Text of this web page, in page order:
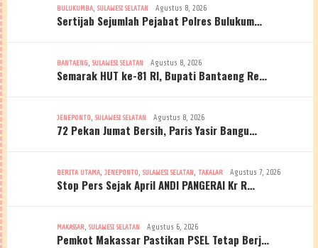
BULUKUMBA, SULAWESI SELATAN Agustus 8, 2026
Sertijab Sejumlah Pejabat Polres Bulukum…
BANTAENG, SULAWESI SELATAN Agustus 8, 2026
Semarak HUT ke-81 RI, Bupati Bantaeng Re…
JENEPONTO, SULAWESI SELATAN Agustus 8, 2026
72 Pekan Jumat Bersih, Paris Yasir Bangu…
BERITA UTAMA, JENEPONTO, SULAWESI SELATAN, TAKALAR Agustus 7, 2026
Stop Pers Sejak April ANDI PANGERAI Kr R…
MAKASSAR, SULAWESI SELATAN Agustus 6, 2026
Pemkot Makassar Pastikan PSEL Tetap Berj…